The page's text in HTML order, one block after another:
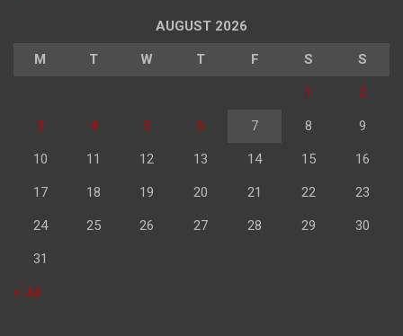
AUGUST 2026
M T W T F S S
1 2
3 4 5 6 7 8 9
10 11 12 13 14 15 16
17 18 19 20 21 22 23
24 25 26 27 28 29 30
31
« Jul